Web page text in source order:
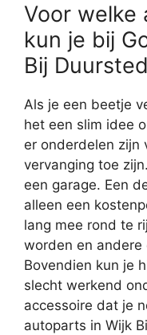
Voor welke
kun je bij
Bij
Als je een beetje
het een slim idee
er onderdelen zijn
vervanging toe
een garage. Een
alleen een
lang mee rond te
worden en
Bovendien kun je
slecht werkend
accessoire dat je
autoparts in Wijk